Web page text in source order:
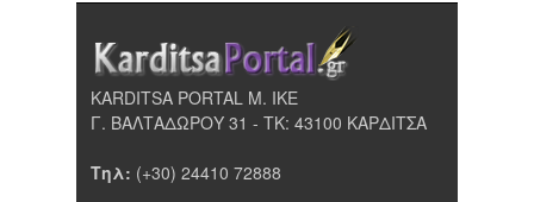
KARDITSA PORTAL Μ. ΙΚΕ
Γ. ΒΑΛΤΑΔΩΡΟΥ 31 - ΤΚ: 43100 ΚΑΡΔΙΤΣΑ
Τηλ: (+30) 24410 72888